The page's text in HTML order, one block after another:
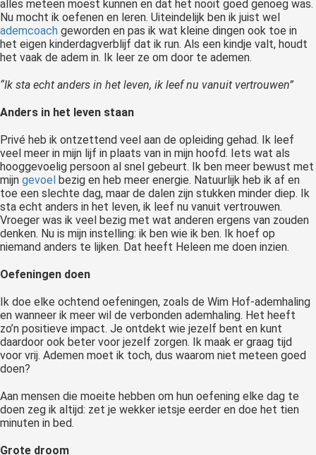
alles meteen moest kunnen en dat het nooit goed genoeg was.
Nu mocht ik oefenen en leren. Uiteindelijk ben ik juist wel
ademcoach geworden en pas ik wat kleine dingen ook toe in
het eigen kinderdagverblijf dat ik run. Als een kindje valt, houdt
het vaak de adem in. Ik leer ze om door te ademen.
“Ik sta echt anders in het leven, ik leef nu vanuit vertrouwen”
Anders in het leven staan
Privé heb ik ontzettend veel aan de opleiding gehad. Ik leef
veel meer in mijn lijf in plaats van in mijn hoofd. Iets wat als
hooggevoelig persoon al snel gebeurt. Ik ben meer bewust met
mijn gevoel bezig en heb meer energie. Natuurlijk heb ik af en
toe een slechte dag, maar de dalen zijn stukken minder diep. Ik
sta echt anders in het leven, ik leef nu vanuit vertrouwen.
Vroeger was ik veel bezig met wat anderen ergens van zouden
denken. Nu is mijn instelling: ik ben wie ik ben. Ik hoef op
niemand anders te lijken. Dat heeft Heleen me doen inzien.
Oefeningen doen
Ik doe elke ochtend oefeningen, zoals de Wim Hof-ademhaling
en wanneer ik meer wil de verbonden ademhaling. Het heeft
zo’n positieve impact. Je ontdekt wie jezelf bent en kunt
daardoor ook beter voor jezelf zorgen. Ik maak er graag tijd
voor vrij. Ademen moet ik toch, dus waarom niet meteen goed
doen?
Aan mensen die moeite hebben om hun oefening elke dag te
doen zeg ik altijd: zet je wekker ietsje eerder en doe het tien
minuten in bed.
Grote droom